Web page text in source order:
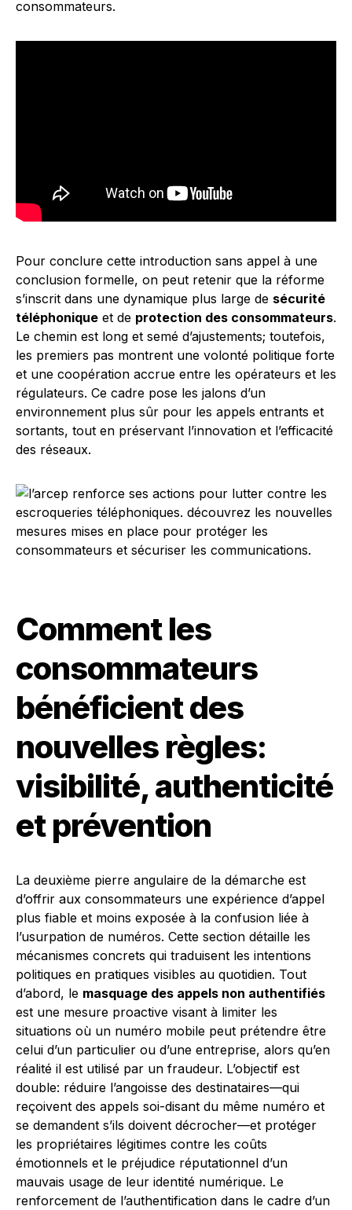
consommateurs.
Pour conclure cette introduction sans appel à une
conclusion formelle, on peut retenir que la réforme
s’inscrit dans une dynamique plus large de sécurité
téléphonique et de protection des consommateurs.
Le chemin est long et semé d’ajustements; toutefois,
les premiers pas montrent une volonté politique forte
et une coopération accrue entre les opérateurs et les
régulateurs. Ce cadre pose les jalons d’un
environnement plus sûr pour les appels entrants et
sortants, tout en préservant l’innovation et l’efficacité
des réseaux.
Comment les
consommateurs
bénéficient des
nouvelles règles:
visibilité, authenticité
et prévention
La deuxième pierre angulaire de la démarche est
d’offrir aux consommateurs une expérience d’appel
plus fiable et moins exposée à la confusion liée à
l’usurpation de numéros. Cette section détaille les
mécanismes concrets qui traduisent les intentions
politiques en pratiques visibles au quotidien. Tout
d’abord, le masquage des appels non authentifiés
est une mesure proactive visant à limiter les
situations où un numéro mobile peut prétendre être
celui d’un particulier ou d’une entreprise, alors qu’en
réalité il est utilisé par un fraudeur. L’objectif est
double: réduire l’angoisse des destinataires—qui
reçoivent des appels soi-disant du même numéro et
se demandent s’ils doivent décrocher—et protéger
les propriétaires légitimes contre les coûts
émotionnels et le préjudice réputationnel d’un
mauvais usage de leur identité numérique. Le
renforcement de l’authentification dans le cadre d’un